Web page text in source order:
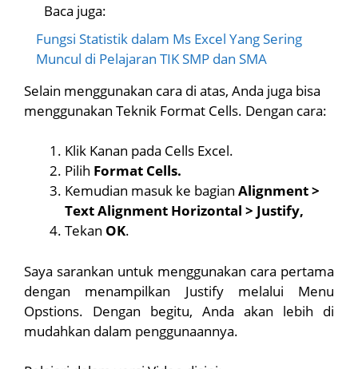
Baca juga:
Fungsi Statistik dalam Ms Excel Yang Sering
Muncul di Pelajaran TIK SMP dan SMA
Selain menggunakan cara di atas, Anda juga bisa
menggunakan Teknik Format Cells. Dengan cara:
Klik Kanan pada Cells Excel.
Pilih Format Cells.
Kemudian masuk ke bagian Alignment >
Text Alignment Horizontal > Justify,
Tekan OK.
Saya sarankan untuk menggunakan cara pertama
dengan menampilkan Justify melalui Menu
Opstions. Dengan begitu, Anda akan lebih di
mudahkan dalam penggunaannya.